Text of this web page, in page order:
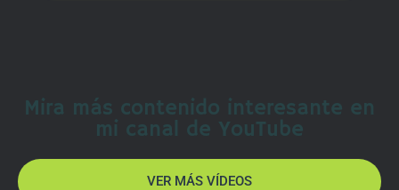
Mira más contenido interesante en
mi canal de YouTube
VER MÁS VÍDEOS